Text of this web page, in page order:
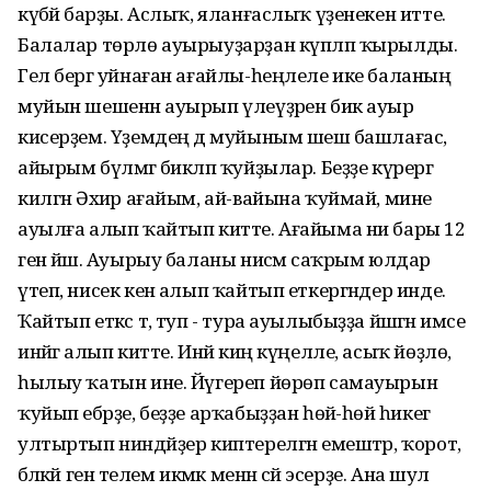
күбәйә барҙы. Аслыҡ, яланғаслыҡ үҙенекен итте.
Балалар төрлө ауырыуҙарҙан күпләп ҡырылды.
Гел бергә уйнаған ағайлы-һеңлеле ике баланың
муйын шешенән ауырып үлеүҙәрен бик ауыр
кисерҙем. Үҙемдең дә муйыным шешә башлағас,
айырым бүлмәгә бикләп ҡуйҙылар. Беҙҙе күрергә
килгән Әхиәр ағайым, ай-вайына ҡуймай, мине
ауылға алып ҡайтып китте. Ағайыма ни бары 12
генә йәш. Ауырыу баланы нисәмә саҡрым юлдар
үтеп, нисек кенә алып ҡайтып еткергәндер инде.
Ҡайтып еткәс тә, туп - тура ауылыбыҙҙа йәшәгән имсе
инәйгә алып китте. Инәй киң күңелле, асыҡ йөҙлө,
һылыу ҡатын ине. Йүгереп йөрөп самауырын
ҡуйып ебәрҙе, беҙҙе арҡабыҙҙан һөйә-һөйә һикегә
ултыртып ниндәйҙер киптерелгән емештәр, ҡорот,
бәләкәй генә телем икмәк менән сәй эсерҙе. Ана шул